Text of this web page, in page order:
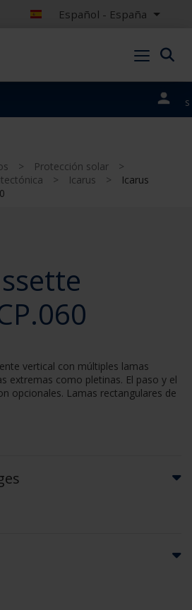
Español - España
portales
> Protección solar
>
> Icarus >
Icarus
vertical con múltiples lamas
extremas como pletinas. El paso y el
opcionales. Lamas rectangulares de